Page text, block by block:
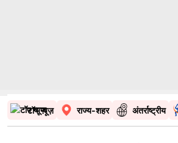
टॉप न्यूज़ राज्य-शहर अंतर्राष्ट्रीय